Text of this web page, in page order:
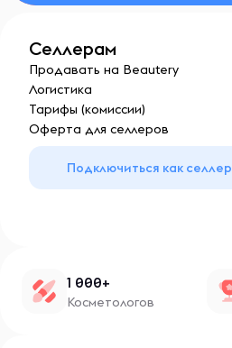
Селлерам
Продавать на Beautery
Логистика
Тарифы (комиссии)
Оферта для селлеров
Подключиться как селлер
1 000+
Косметологов